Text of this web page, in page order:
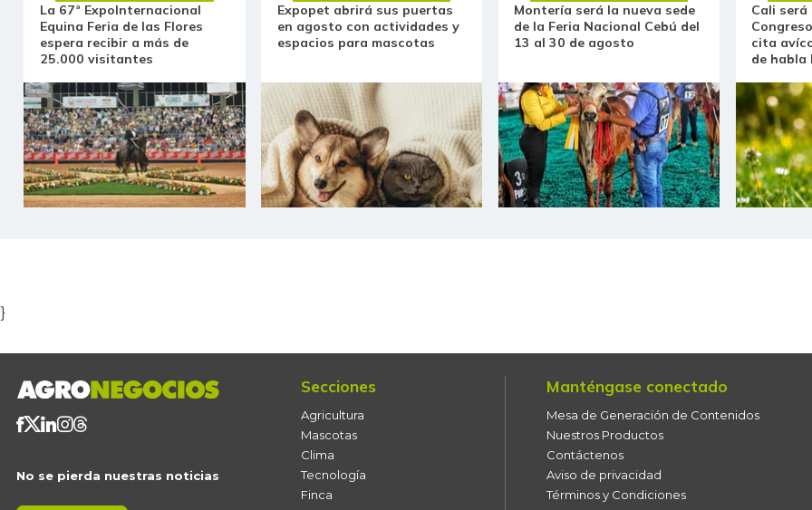
Cebollín chino
Chatas de res
Chocolate dulce
Chócolo mazorca
Costilla de cerdo
Costilla de res
Curuba
Curuba larga
La 67ª ExpoInternacional
Equina Feria de las Flores
espera recibir a más de
25.000 visitantes
Expopet abrirá sus puertas
en agosto con actividades y
espacios para mascotas
Montería será la nueva sede
de la Feria Nacional Cebú del
13 al 30 de agosto
Cali será
cita
de habla
}
No se pierda nuestras noticias
Secciones
Agricultura
Mascotas
Clima
Tecnología
Finca
Manténgase conectado
Mesa de Generación de Contenidos
Nuestros Productos
Contáctenos
Aviso de privacidad
Términos y Condiciones